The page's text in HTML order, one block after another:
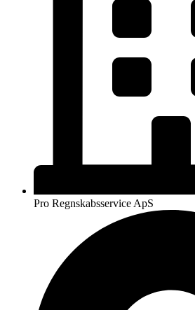
Pro Regnskabsservice ApS